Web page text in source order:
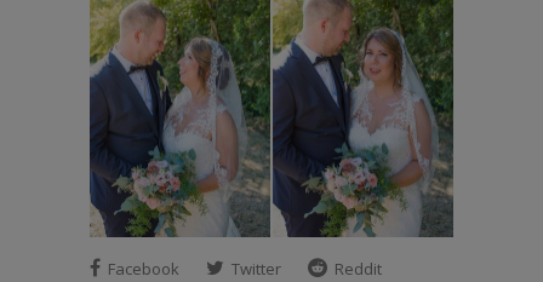
Facebook Twitter
Reddit